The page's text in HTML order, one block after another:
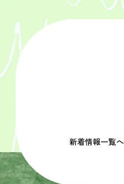
新着情報一覧へ